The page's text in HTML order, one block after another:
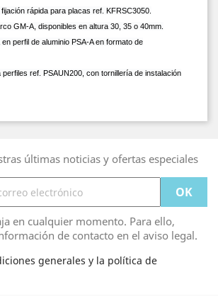
rápida para placas ref. KFRSC3050.
GM-A, disponibles en altura 30, 35 o 40mm.
perfil de aluminio PSA-A en formato de
perfiles ref. PSAUN200, con tornillería de instalación
últimas noticias y ofertas especiales
en cualquier momento. Para ello,
de contacto en el aviso legal.
generales y la política de